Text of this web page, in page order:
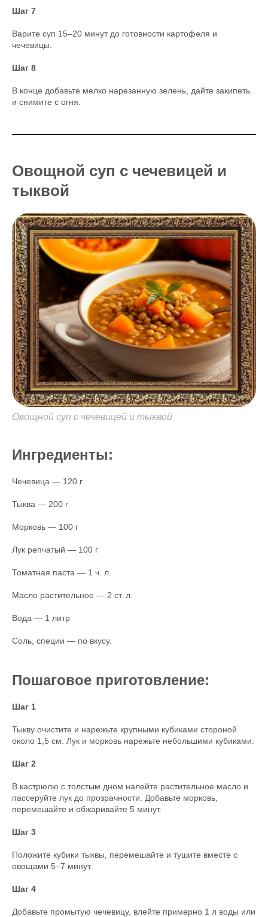
Шаг 7
Варите суп 15–20 минут до готовности картофеля и
чечевицы.
Шаг 8
В конце добавьте мелко нарезанную зелень, дайте закипеть
и снимите с огня.
Овощной суп с чечевицей и
тыквой
Овощной суп с чечевицей и тыквой
Ингредиенты:
Чечевица — 120 г
Тыква — 200 г
Морковь — 100 г
Лук репчатый — 100 г
Томатная паста — 1 ч. л.
Масло растительное — 2 ст. л.
Вода — 1 литр
Соль, специи — по вкусу.
Пошаговое приготовление:
Шаг 1
Тыкву очистите и нарежьте крупными кубиками стороной
около 1,5 см. Лук и морковь нарежьте небольшими кубиками.
Шаг 2
В кастрюлю с толстым дном налейте растительное масло и
пассеруйте лук до прозрачности. Добавьте морковь,
перемешайте и обжаривайте 5 минут.
Шаг 3
Положите кубики тыквы, перемешайте и тушите вместе с
овощами 5–7 минут.
Шаг 4
Добавьте промытую чечевицу, влейте примерно 1 л воды или